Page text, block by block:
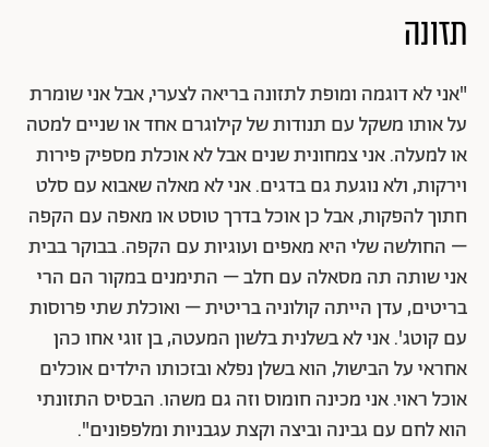
תזונה
"אני לא דוגמה ומופת לתזונה בריאה לצערי, אבל אני שומרת
על אותו משקל עם תנודות של קילוגרם אחד או שניים למטה
או למעלה. אני צמחונית שנים אבל לא אוכלת מספיק פירות
וירקות, ולא נוגעת גם בדגים. אני לא מאלה שאבוא עם סלט
חתוך להפקות, אבל כן אוכל בדרך טוסט או מאפה עם הקפה
– החולשה שלי היא מאפים ועוגיות עם הקפה. בבוקר בבית
אני שותה תה מסאלה עם חלב – התימנים במקור הם הרי
בריטים, עדן הייתה קולוניה בריטית – ואוכלת שתי פרוסות
עם קוטג'. אני לא בשלנית בלשון המעטה, בן זוגי אחו כהן
אחראי על הבישול, הוא בשלן נפלא ובזכותו הילדים אוכלים
אוכל ראוי. אני מכינה חומוס וזה גם משהו. הבסיס התזונתי
הוא לחם עם גבינה וביצה וקצת עגבניות ומלפפונים".